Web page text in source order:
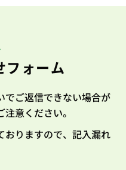
フォーム
ご返信できない場合が
意ください。
りますので、記入漏れ